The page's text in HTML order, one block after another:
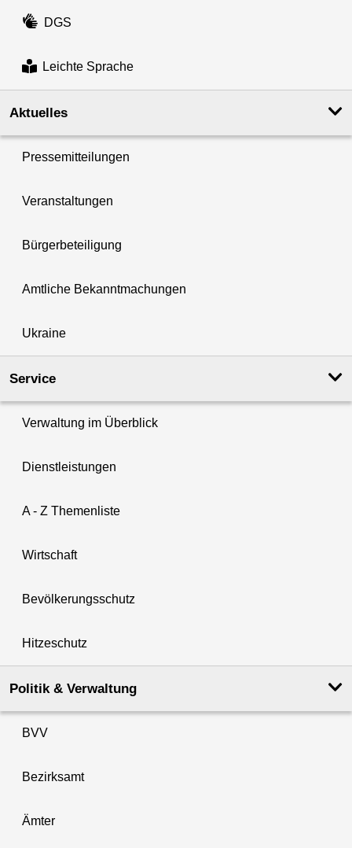
DGS
Leichte Sprache
Aktuelles
Pressemitteilungen
Veranstaltungen
Bürgerbeteiligung
Amtliche Bekanntmachungen
Ukraine
Service
Verwaltung im Überblick
Dienstleistungen
A - Z Themenliste
Wirtschaft
Bevölkerungsschutz
Hitzeschutz
Politik & Verwaltung
BVV
Bezirksamt
Ämter